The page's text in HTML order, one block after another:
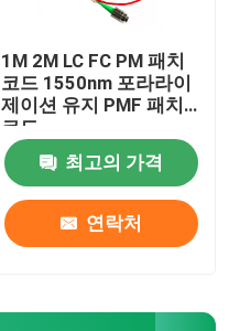
1M 2M LC FC PM 패치
코드 1550nm 포라라이
제이션 유지 PMF 패치
코드
최고의 가격
연락처